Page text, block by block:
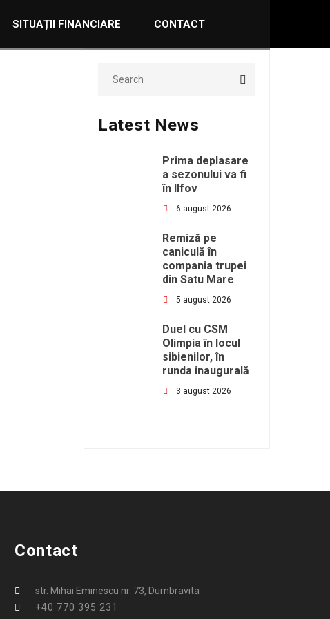
SITUAȚII FINANCIARE CONTACT
Latest News
6 august 2026
Prima deplasare
a sezonului va fi
în Ilfov
5 august 2026
Remiză pe
caniculă în
compania trupei
din Satu Mare
3 august 2026
Duel cu CSM
Olimpia în locul
sibienilor, în
runda inaugurală
Contact
str. Mihai Eminescu nr. 73, Dumbravita
+40 770 395 231